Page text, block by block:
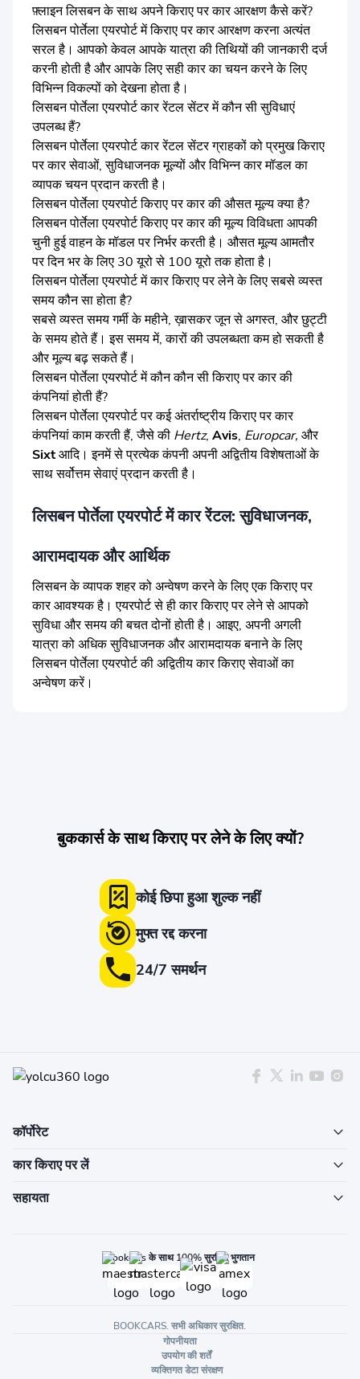
फ़्लाइन लिसबन के साथ अपने किराए पर कार आरक्षण कैसे करें?
लिसबन पोर्तेला एयरपोर्ट में किराए पर कार आरक्षण करना अत्यंत
सरल है। आपको केवल आपके यात्रा की तिथियों की जानकारी दर्ज
करनी होती है और आपके लिए सही कार का चयन करने के लिए
विभिन्न विकल्पों को देखना होता है।
लिसबन पोर्तेला एयरपोर्ट कार रेंटल सेंटर में कौन सी सुविधाएं
उपलब्ध हैं?
लिसबन पोर्तेला एयरपोर्ट कार रेंटल सेंटर ग्राहकों को प्रमुख किराए
पर कार सेवाओं, सुविधाजनक मूल्यों और विभिन्न कार मॉडल का
व्यापक चयन प्रदान करती है।
लिसबन पोर्तेला एयरपोर्ट किराए पर कार की औसत मूल्य क्या है?
लिसबन पोर्तेला एयरपोर्ट किराए पर कार की मूल्य विविधता आपकी
चुनी हुई वाहन के मॉडल पर निर्भर करती है। औसत मूल्य आमतौर
पर दिन भर के लिए 30 यूरो से 100 यूरो तक होता है।
लिसबन पोर्तेला एयरपोर्ट में कार किराए पर लेने के लिए सबसे व्यस्त
समय कौन सा होता है?
सबसे व्यस्त समय गर्मी के महीने, ख़ासकर जून से अगस्त, और छुट्टी
के समय होते हैं। इस समय में, कारों की उपलब्धता कम हो सकती है
और मूल्य बढ़ सकते हैं।
लिसबन पोर्तेला एयरपोर्ट में कौन कौन सी किराए पर कार की
कंपनियां होती हैं?
लिसबन पोर्तेला एयरपोर्ट पर कई अंतर्राष्ट्रीय किराए पर कार
कंपनियां काम करती हैं, जैसे की Hertz, Avis, Europcar, और
Sixtआदि। इनमें से प्रत्येक कंपनी अपनी अद्वितीय विशेषताओं के
साथ सर्वोत्तम सेवाएं प्रदान करती है।
लिसबन पोर्तेला एयरपोर्ट में कार रेंटल: सुविधाजनक,
आरामदायक और आर्थिक
लिसबन के व्यापक शहर को अन्वेषण करने के लिए एक किराए पर
कार आवश्यक है। एयरपोर्ट से ही कार किराए पर लेने से आपको
सुविधा और समय की बचत दोनों होती है। आइए, अपनी अगली
यात्रा को अधिक सुविधाजनक और आरामदायक बनाने के लिए
लिसबन पोर्तेला एयरपोर्ट की अद्वितीय कार किराए सेवाओं का
अन्वेषण करें।
बुककार्स के साथ किराए पर लेने के लिए क्यों?
कोई छिपा हुआ शुल्क नहीं
मुफ्त रद्द करना
24/7 समर्थन
कॉर्पोरेट
कार किराए पर लें
सहायता
Bookcars के साथ 100% सुरक्षित भुगतान
BOOKCARS. सभी अधिकार सुरक्षित.
गोपनीयता
उपयोग की शर्तें
व्यक्तिगत डेटा संरक्षण